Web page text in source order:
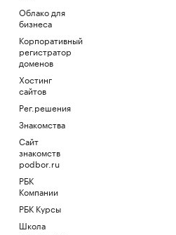
Облако для
бизнеса
Корпоративный
регистратор
доменов
Хостинг
сайтов
Рег.решения
Знакомства
Сайт
знакомств
podbor.ru
РБК
Компании
РБК Курсы
Школа